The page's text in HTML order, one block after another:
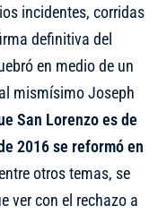
incidentes, corridas
definitiva del
en medio de un
mismísimo Joseph
San Lorenzo es de
2016 se reformó en
otros temas, se
ver con el rechazo a